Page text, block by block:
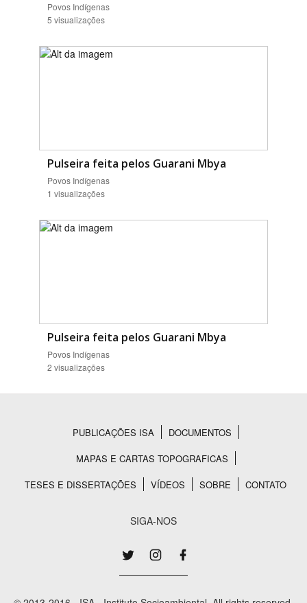
Povos Indígenas
5 visualizações
Pulseira feita pelos Guarani Mbya
Povos Indígenas
1 visualizações
Pulseira feita pelos Guarani Mbya
Povos Indígenas
2 visualizações
Rodapé
PUBLICAÇÕES ISA
DOCUMENTOS
MAPAS E CARTAS TOPOGRAFICAS
TESES E DISSERTAÇÕES
VÍDEOS SOBRE CONTATO
SIGA-NOS